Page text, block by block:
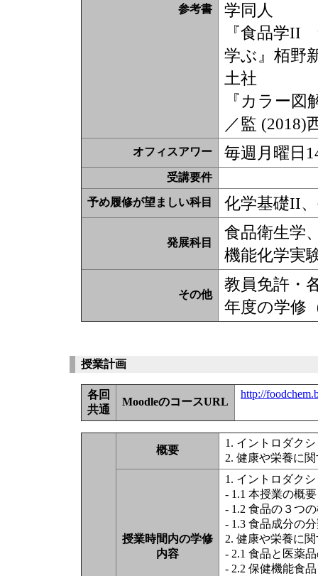
参考書
学同人
『食品学II
学ぶ』栢野
土社
『カラー
／監 (2018)
オフィスアワー 毎週月曜日
受講要件
予め履修が望ましい科目 化学基礎II
発展科目
食品衛生学
機能化学実
その他
教員免許・
年度の学修
授業計画
各回
共通
MoodleのコースURL
http://
概要
1. イントロダク
2. 健康や栄養に
授業時間内の学修
内容
1. イントロダク
- 1.1 本授業の概要
- 1.2 食品の３つ
- 1.3 食品成分の
2. 健康や栄養に
- 2.1 食品と医薬
- 2.2 保健機能食品